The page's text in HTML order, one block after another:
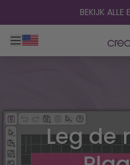
naar inhoud gaanBEKIJK ALLE
Toggle hoofdnavigatie
Leg de